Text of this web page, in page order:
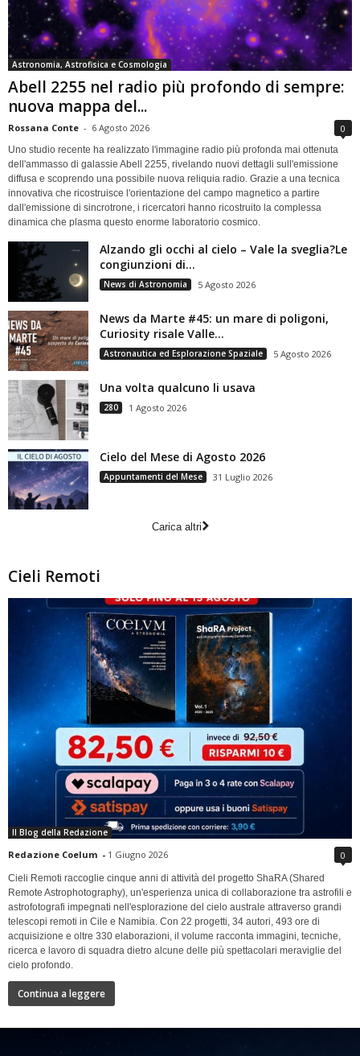
Astronomia, Astrofisica e Cosmologia
Abell 2255 nel radio più profondo di sempre:
nuova mappa del...
Rossana Conte - 6 Agosto 2026 0
Uno studio recente ha realizzato l'immagine radio più profonda mai ottenuta
dell'ammasso di galassie Abell 2255, rivelando nuovi dettagli sull'emissione
diffusa e scoprendo una possibile nuova reliquia radio. Grazie a una tecnica
innovativa che ricostruisce l'orientazione del campo magnetico a partire
dall'emissione di sincrotrone, i ricercatori hanno ricostruito la complessa
dinamica che plasma questo enorme laboratorio cosmico.
Alzando gli occhi al cielo – Vale la sveglia?Le
congiunzioni di...
News di Astronomia 5 Agosto 2026
News da Marte #45: un mare di poligoni,
Curiosity risale Valle...
Astronautica ed Esplorazione Spaziale 5 Agosto 2026
Una volta qualcuno li usava
280 1 Agosto 2026
Cielo del Mese di Agosto 2026
Appuntamenti del Mese 31 Luglio 2026
Carica altri
Cieli Remoti
Il Blog della Redazione
Redazione Coelum - 1 Giugno 2026 0
Cieli Remoti raccoglie cinque anni di attività del progetto ShaRA (Shared
Remote Astrophotography), un'esperienza unica di collaborazione tra astrofili e
astrofotografi impegnati nell'esplorazione del cielo australe attraverso grandi
telescopi remoti in Cile e Namibia. Con 22 progetti, 34 autori, 493 ore di
acquisizione e oltre 330 elaborazioni, il volume racconta immagini, tecniche,
ricerca e lavoro di squadra dietro alcune delle più spettacolari meraviglie del
cielo profondo.
Continua a leggere